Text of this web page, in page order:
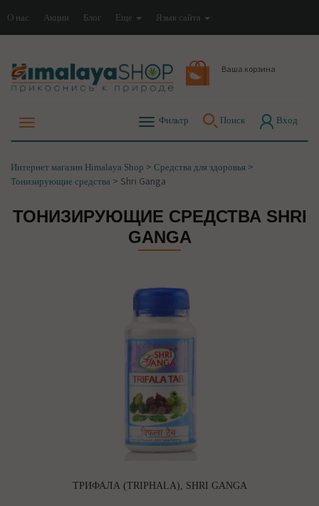
О нас Акции Блог Еще Язык сайта
Ваша корзина
Фильтр Поиск Вход
Интернет магазин Himalaya Shop > Средства для здоровья >
Тонизирующие средства > Shri Ganga
ТОНИЗИРУЮЩИЕ СРЕДСТВА SHRI
GANGA
ТРИФАЛА (TRIPHALA), SHRI GANGA